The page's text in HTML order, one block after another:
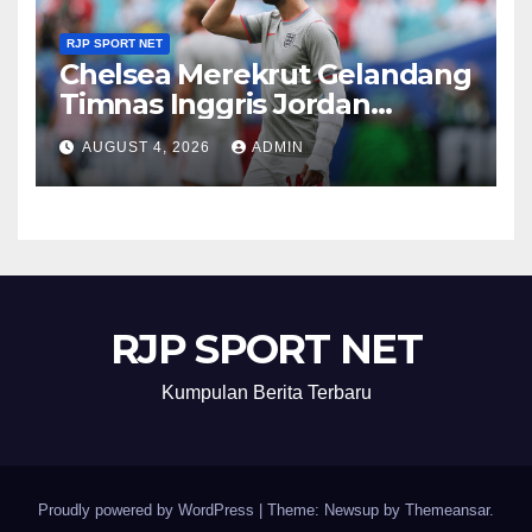
RJP SPORT NET
Chelsea Merekrut Gelandang
Timnas Inggris Jordan
Henderson
AUGUST 4, 2026 ADMIN
RJP SPORT NET
Kumpulan Berita Terbaru
Proudly powered by WordPress Theme: Newsup by Themeansar.